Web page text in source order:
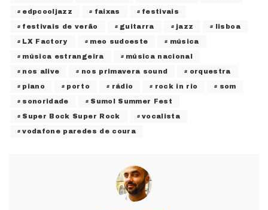
edpcooljazz faixas festivais
festivais de verão guitarra jazz lisboa
LX Factory meo sudoeste música
música estrangeira música nacional
nos alive nos primavera sound orquestra
piano porto rádio rock in rio som
sonoridade Sumol Summer Fest
Super Bock Super Rock vocalista
vodafone paredes de coura